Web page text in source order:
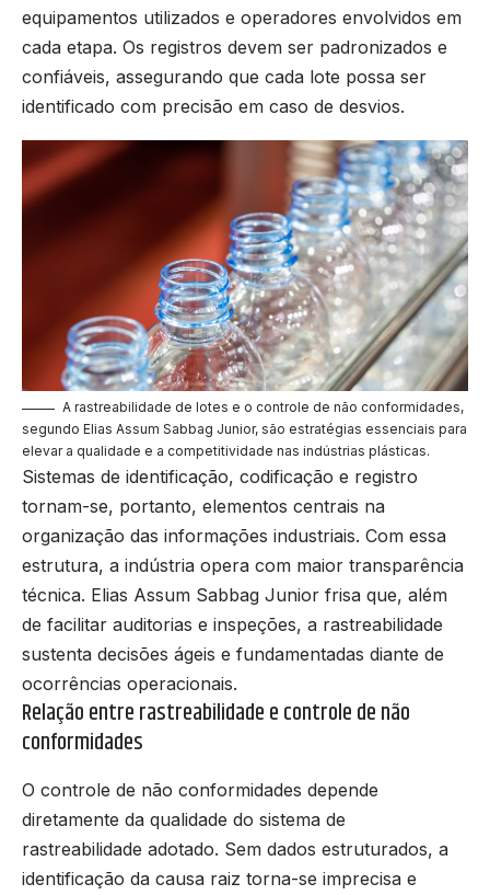
equipamentos utilizados e operadores envolvidos em
cada etapa. Os registros devem ser padronizados e
confiáveis, assegurando que cada lote possa ser
identificado com precisão em caso de desvios.
A rastreabilidade de lotes e o controle de não conformidades,
segundo Elias Assum Sabbag Junior, são estratégias essenciais para
elevar a qualidade e a competitividade nas indústrias plásticas.
Sistemas de identificação, codificação e registro
tornam-se, portanto, elementos centrais na
organização das informações industriais. Com essa
estrutura, a indústria opera com maior transparência
técnica. Elias Assum Sabbag Junior frisa que, além
de facilitar auditorias e inspeções, a rastreabilidade
sustenta decisões ágeis e fundamentadas diante de
ocorrências operacionais.
Relação entre rastreabilidade e controle de não
conformidades
O controle de não conformidades depende
diretamente da qualidade do sistema de
rastreabilidade adotado. Sem dados estruturados, a
identificação da causa raiz torna-se imprecisa e